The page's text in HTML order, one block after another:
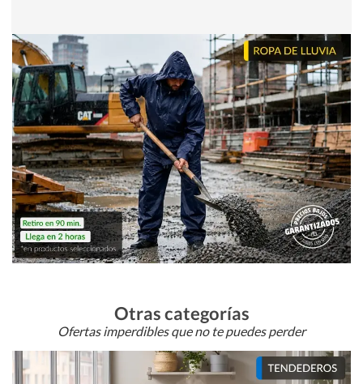
Otras categorías
Ofertas imperdibles que no te puedes perder